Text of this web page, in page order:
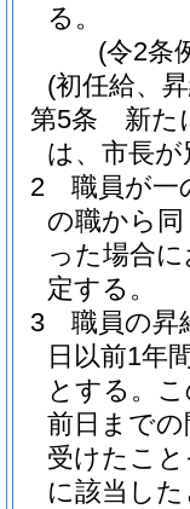
る。
(令2条
(初任給、
第5条
新た
は、市長
2
職員が一
の職から
った場合
定する。
3
職員の昇
日以前1年
とする。
前日まで
受けたこ
に該当し